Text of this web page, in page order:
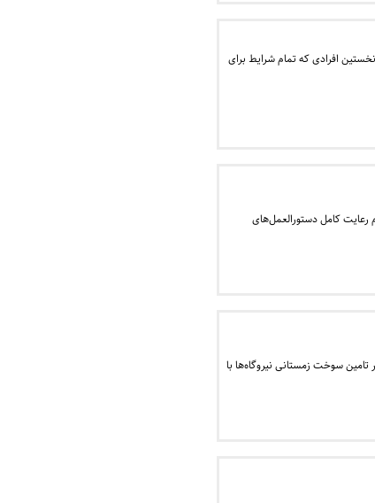
افرادی که تمام شرایط برای
رعایت کامل دستورالعمل‌های
سوخت زمستانی نیروگاه‌ها با